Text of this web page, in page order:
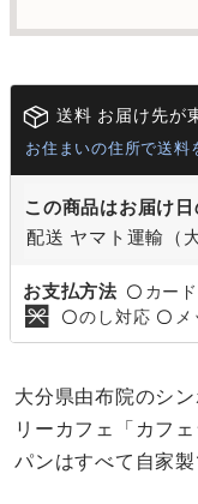
送料 お届け先が
お住まいの住所で送料
この商品はお届け
配送 ヤマト運輸（大
お支払方法 〇 カード
〇のし対応 〇
大分県由布院のシ
リーカフェ「カフェ
パンはすべて自家